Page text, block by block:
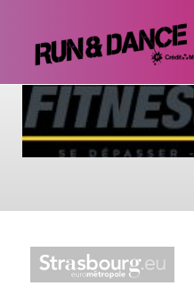
Fitness park